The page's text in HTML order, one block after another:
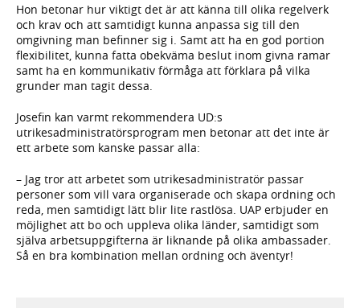
Hon betonar hur viktigt det är att känna till olika regelverk
och krav och att samtidigt kunna anpassa sig till den
omgivning man befinner sig i. Samt att ha en god portion
flexibilitet, kunna fatta obekväma beslut inom givna ramar
samt ha en kommunikativ förmåga att förklara på vilka
grunder man tagit dessa.
Josefin kan varmt rekommendera UD:s
utrikesadministratörsprogram men betonar att det inte är
ett arbete som kanske passar alla:
– Jag tror att arbetet som utrikesadministratör passar
personer som vill vara organiserade och skapa ordning och
reda, men samtidigt lätt blir lite rastlösa. UAP erbjuder en
möjlighet att bo och uppleva olika länder, samtidigt som
själva arbetsuppgifterna är liknande på olika ambassader.
Så en bra kombination mellan ordning och äventyr!